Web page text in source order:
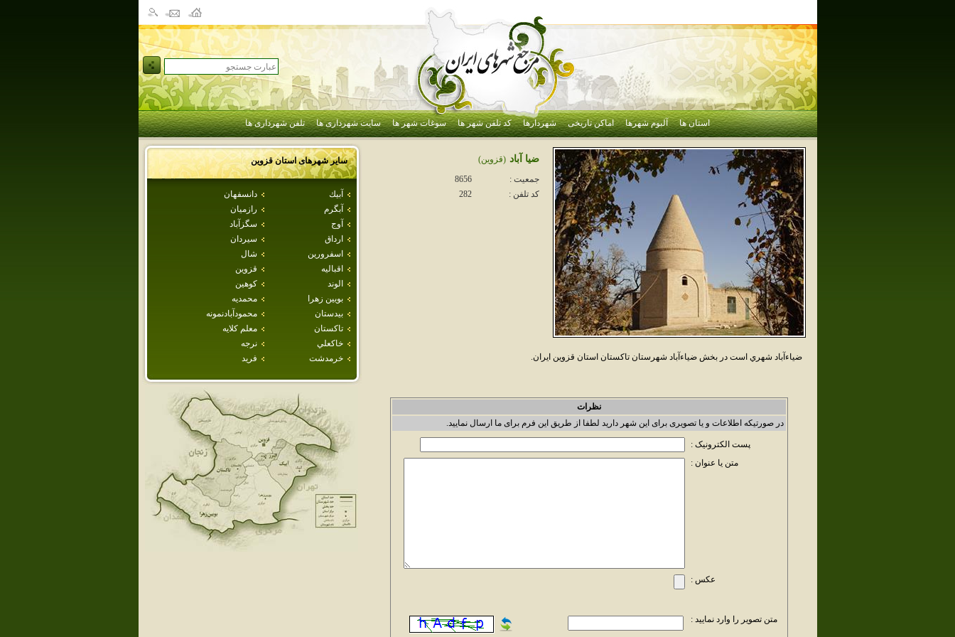
استان ها آلبوم شهرها اماکن تاریخی شهردارها کد تلفن شهر ها سوغات شهر ها سایت شهرداری ها تلفن شهرداری ها
سایر شهرهای استانقزوين
آبيك
دانسفهان
آبگرم
رازميان
آوج
سگزآباد
ارداق
سيردان
اسفرورين
شال
اقباليه
قزوين
الوند
كوهين
بويين زهرا
محمديه
بيدستان
محمودآبادنمونه
تاكستان
معلم كلايه
خاكعلي
نرجه
خرمدشت
فريد
ضيا آباد (قزوين)
جمعیت :
8656
کد تلفن :
282
ضياءآباد شهري است در بخش ضياءآباد شهرستان تاکستان استان قزوين ايران.
نظرات
در صورتیکه اطلاعات و یا تصویری برای این شهر دارید لطفا از طریق این فرم برای ما ارسال نمایید.
پست الکترونیک :
متن یا عنوان :
عکس :
متن تصویر را وارد نمایید :